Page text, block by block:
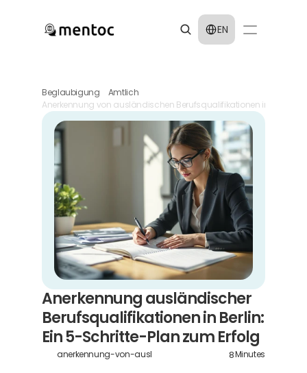
Select Language
EN
Beglaubigung
Amtlich
Anerkennung von ausländischen Berufsqualifikationen in Berlin
Anerkennung ausländischer
Berufsqualifikationen in Berlin:
Ein 5-Schritte-Plan zum Erfolg
anerkennung-von-auslandischen-berufsqualifikationen-in-
8Minutes